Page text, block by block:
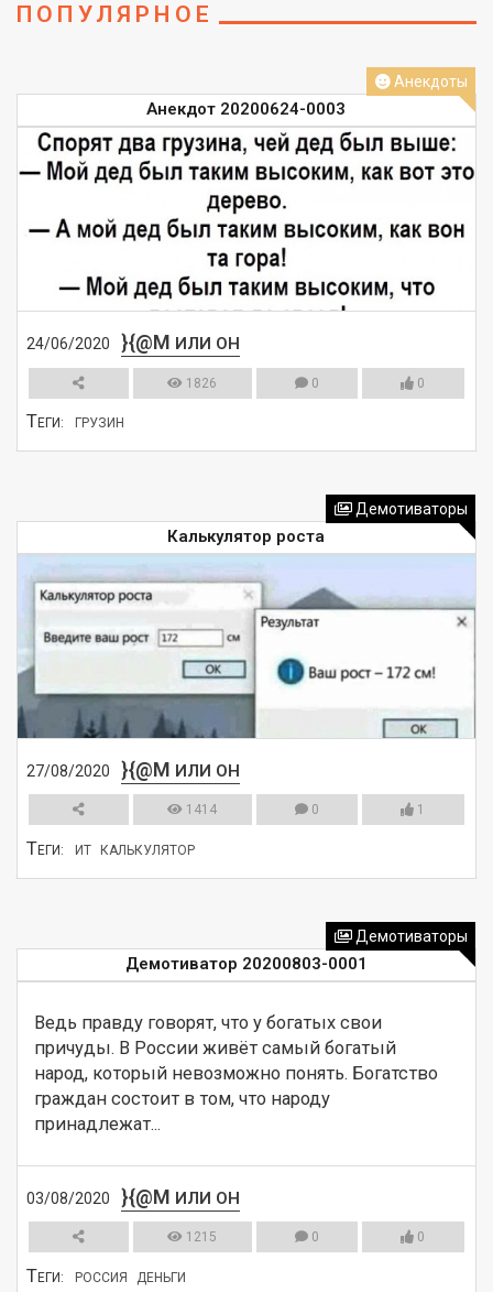
ПОПУЛЯРНОЕ
Анекдот 20200624-0003
24/06/2020 }{@M ИЛИ ОН
1826 0 0
Анекдоты
ТЕГИ: ГРУЗИН
Калькулятор роста
27/08/2020 }{@M ИЛИ ОН
1414 0 1
Демотиваторы
ТЕГИ: ИТ КАЛЬКУЛЯТОР
Демотиватор 20200803-0001
Ведь правду говорят, что у богатых свои
причуды. В России живёт самый богатый
народ, который невозможно понять. Богатство
граждан состоит в том, что народу
принадлежат...
03/08/2020 }{@M ИЛИ ОН
1215 0 0
Демотиваторы
ТЕГИ: РОССИЯ ДЕНЬГИ